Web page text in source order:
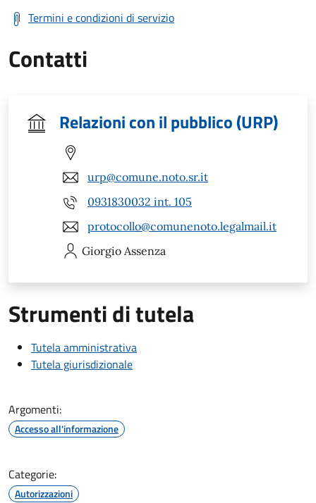
Termini e condizioni di servizio
Contatti
Relazioni con il pubblico (URP)
urp@comune.noto.sr.it
0931830032 int. 105
protocollo@comunenoto.legalmail.it
Giorgio Assenza
Strumenti di tutela
Tutela amministrativa
Tutela giurisdizionale
Argomenti:
Accesso all'informazione
Categorie:
Autorizzazioni